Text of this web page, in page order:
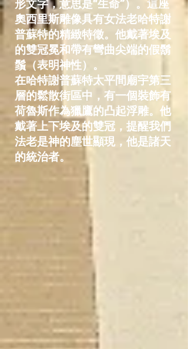
形文字，意思是“生命”）。這座
奧西里斯雕像具有女法老哈特謝
普蘇特的精緻特徵。他戴著埃及
的雙冠冕和帶有彎曲尖端的假鬍
鬚（表明神性）。
在哈特謝普蘇特太平間廟宇第三
層的鬆散街區中，有一個裝飾有
荷魯斯作為獵鷹的凸起浮雕。他
戴著上下埃及的雙冠，提醒我們
法老是神的塵世顯現，他是諸天
的統治者。